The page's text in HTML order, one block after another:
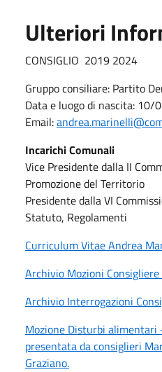
Ulteriori
CONSIGLIO 2019 2024
Gruppo consiliare: Partito
Data e luogo di nascita: 10/
Email:
Incarichi Comunali
Vice Presidente dalla II
Promozione del Territorio
Presidente dalla VI
Statuto, Regolamenti
Curriculum Vitae Andrea
Archivio Mozioni
Archivio Interrogazioni
Mozione Disturbi alimentari
presentata da consiglieri
Graziano.